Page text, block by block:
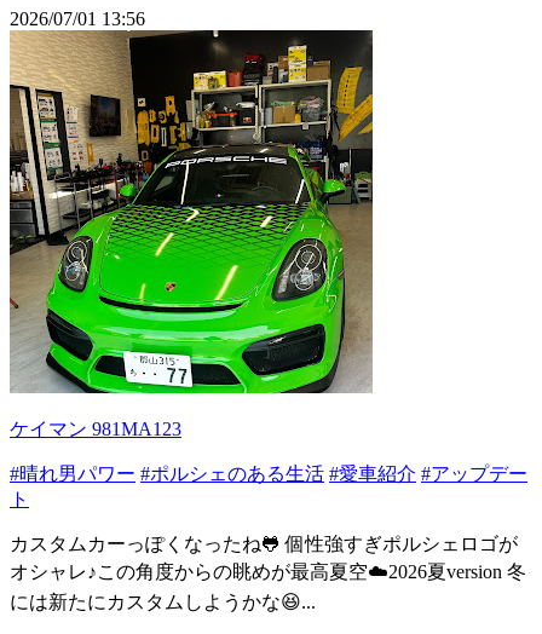
2026/07/01 13:56
ケイマン 981MA123
#晴れ男パワー #ポルシェのある生活 #愛車紹介 #アップデー
ト
カスタムカーっぽくなったね🐸 個性強すぎポルシェロゴが
オシャレ♪この角度からの眺めが最高夏空☁️2026夏version 冬
には新たにカスタムしようかな😆...